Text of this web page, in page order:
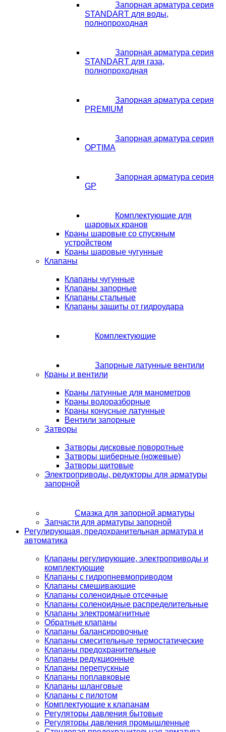
Запорная арматура серия
STANDART для воды,
полнопроходная
Запорная арматура серия
STANDART для газа,
полнопроходная
Запорная арматура серия
PREMIUM
Запорная арматура серия
OPTIMA
Запорная арматура серия
GP
Комплектующие для
шаровых кранов
Краны шаровые со спускным
устройством
Краны шаровые чугунные
Клапаны
Клапаны чугунные
Клапаны запорные
Клапаны стальные
Клапаны защиты от гидроудара
Комплектующие
Запорные латунные вентили
Краны и вентили
Краны латунные для манометров
Краны водоразборные
Краны конусные латунные
Вентили запорные
Затворы
Затворы дисковые поворотные
Затворы шиберные (ножевые)
Затворы щитовые
Электроприводы, редукторы для арматуры
запорной
Смазка для запорной арматуры
Запчасти для арматуры запорной
Регулирующая, предохранительная арматура и
автоматика
Клапаны регулирующие, электроприводы и
комплектующие
Клапаны с гидропневмоприводом
Клапаны смешивающие
Клапаны соленоидные отсечные
Клапаны соленоидные распределительные
Клапаны электромагнитные
Обратные клапаны
Клапаны балансировочные
Клапаны смесительные термостатические
Клапаны предохранительные
Клапаны редукционные
Клапаны перепускные
Клапаны поплавковые
Клапаны шланговые
Клапаны с пилотом
Комплектующие к клапанам
Регуляторы давления бытовые
Регуляторы давления промышленные